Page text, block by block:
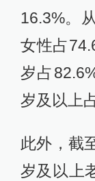
16.3%。
女性占
岁占
岁及以上
此外，截
岁及以上